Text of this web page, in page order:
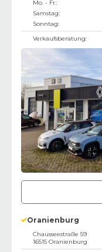
Mo. - Fr.:
Samstag:
Sonntag:
Verkaufsberatung:
Oranienburg
Chausseestraße 59
16515 Oranienburg